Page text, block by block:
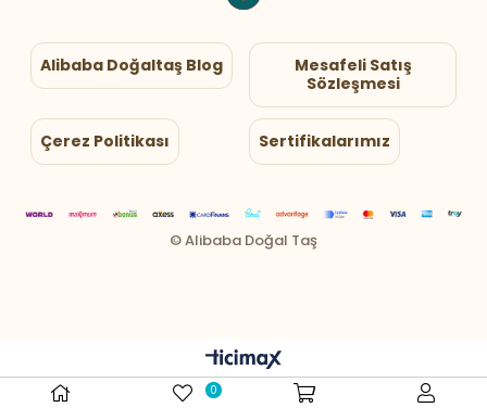
Alibaba Doğaltaş Blog
Mesafeli Satış
Sözleşmesi
Çerez Politikası Sertifikalarımız
0